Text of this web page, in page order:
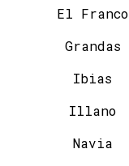
El Franco
Grandas
Ibias
Illano
Navia